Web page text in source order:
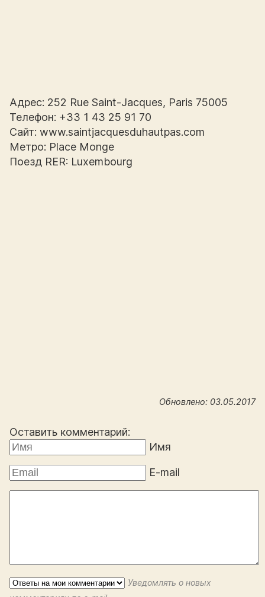
Адрес: 252 Rue Saint-Jacques, Paris 75005
Телефон: +33 1 43 25 91 70
Сайт: www.saintjacquesduhautpas.com
Метро: Place Monge
Поезд RER: Luxembourg
Обновлено: 03.05.2017
Оставить комментарий:
Имя
E-mail
Уведомлять о новых